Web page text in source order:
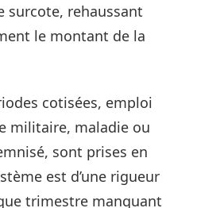
surcote, rehaussant
le montant de la
cotisées, emploi
militaire, maladie ou
sont prises en
est d’une rigueur
trimestre manquant